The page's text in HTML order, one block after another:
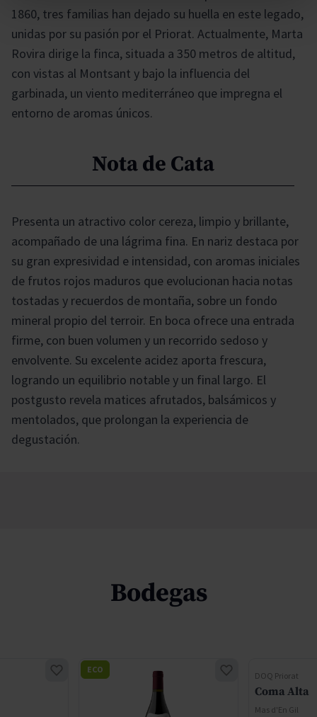
1860, tres familias han dejado su huella en este legado,
unidas por su pasión por el Priorat. Actualmente, Marta
Rovira dirige la finca, situada a 350 metros de altitud,
con vistas al Montsant y bajo la influencia del
garbinada, un viento mediterráneo que impregna el
entorno de aromas únicos.
Nota de Cata
Presenta un atractivo color cereza, limpio y brillante,
acompañado de una lágrima fina. En nariz destaca por
su gran expresividad e intensidad, con aromas iniciales
de frutos rojos maduros que evolucionan hacia notas
tostadas y recuerdos de montaña, sobre un fondo
mineral propio del terroir. En boca ofrece una entrada
firme, con buen volumen y un recorrido sedoso y
envolvente. Su excelente acidez aporta frescura,
logrando un equilibrio notable y un final largo. El
postgusto revela matices afrutados, balsámicos y
mentolados, que prolongan la experiencia de
degustación.
Bodegas
ECO
DOQ Priorat
Coma Alta
Mas d'En Gil